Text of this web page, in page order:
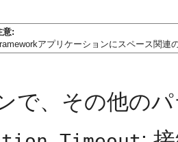
意:
アプリケーションにスペース関
で、その他の